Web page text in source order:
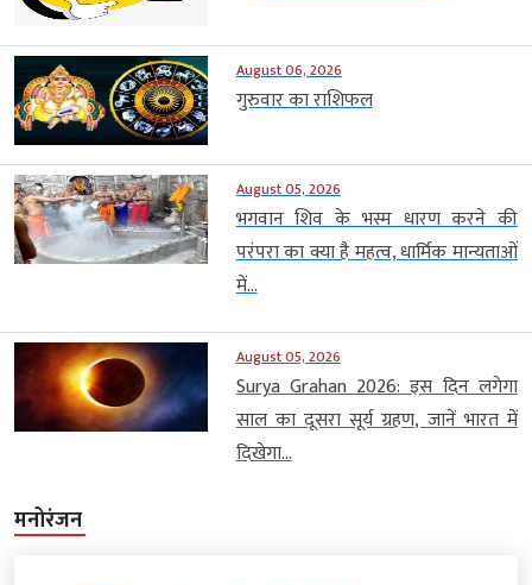
August 06, 2026
गुरुवार का राशिफल
August 05, 2026
भगवान शिव के भस्म धारण करने की
परंपरा का क्या है महत्व, धार्मिक मान्यताओं
में...
August 05, 2026
Surya Grahan 2026: इस दिन लगेगा
साल का दूसरा सूर्य ग्रहण, जानें भारत में
दिखेगा...
मनोरंजन